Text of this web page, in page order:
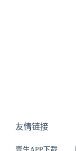
友情链接